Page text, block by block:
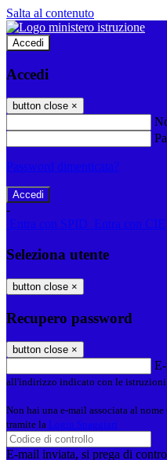
Salta al contenuto
Accedi
Accedi
button close ×
Password dimenticata?
-
Entra con SPID
Entra con CIE
Seleziona utente
button close ×
Recupero password
button close ×
all'indirizzo indicato con le istruzioni
Non hai una e-mail associata al
tramite la Login Spaggiari
E-mail inviata, si prega di